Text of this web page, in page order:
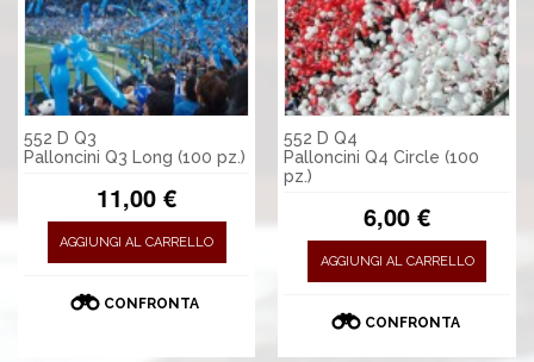
552 D Q3
Palloncini Q3 Long (100 pz.)
11,00 €
AGGIUNGI AL CARRELLO
CONFRONTA
552 D Q4
Palloncini Q4 Circle (100
pz.)
6,00 €
AGGIUNGI AL CARRELLO
CONFRONTA